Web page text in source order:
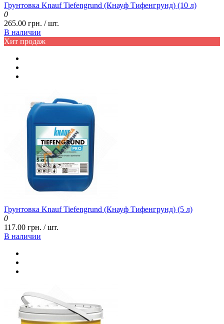
Грунтовка Knauf Tiefengrund (Кнауф Тифенгрунд) (10 л)
0
265.00 грн. / шт.
В наличии
Хит продаж
Грунтовка Knauf Tiefengrund (Кнауф Тифенгрунд) (5 л)
0
117.00 грн. / шт.
В наличии